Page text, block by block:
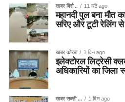
खबर बिर्रा .. 11 घंटे ago
महानदी पुल बना
सरिए और टूटी रेलिंग
खबर कोरबा 1 दिन ago
इलेक्टोरल लिट्रेसी
अधिकारियों का जिला
खबर सक्ती ... 1 दिन ago